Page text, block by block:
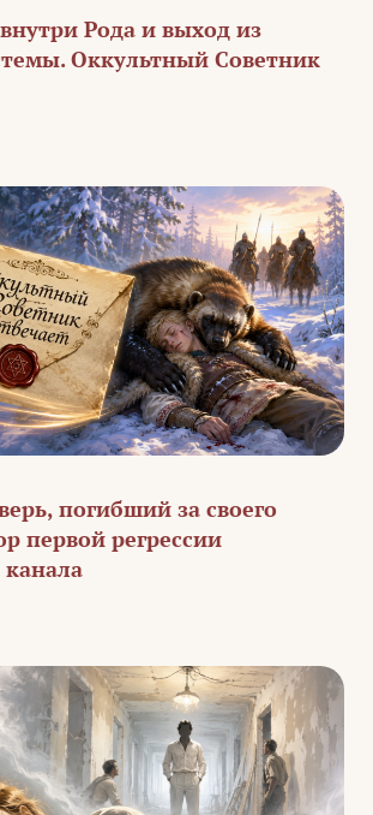
Рода и выход из
Оккультный Советник
погибший за своего
первой регрессии